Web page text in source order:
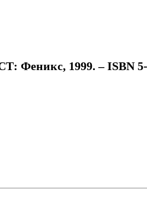
Феникс, 1999. – ISBN 5-